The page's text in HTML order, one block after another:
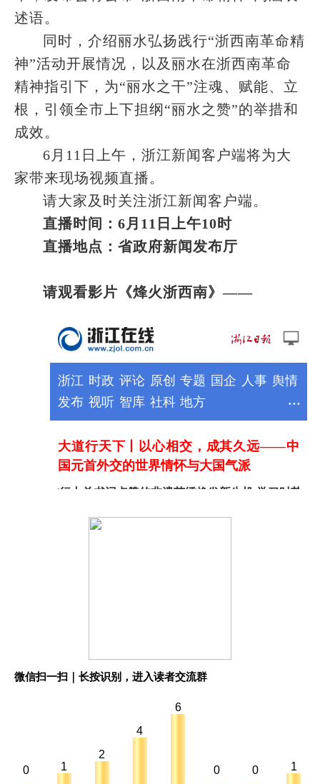
述语。
同时，介绍丽水弘扬践行“浙西南革命精
神”活动开展情况，以及丽水在浙西南革命
精神指引下，为“丽水之干”注魂、赋能、立
根，引领全市上下担纲“丽水之赞”的举措和
成效。
6月11日上午，浙江新闻客户端将为大
家带来现场视频直播。
请大家及时关注浙江新闻客户端。
直播时间：6月11日上午10时
直播地点：省政府新闻发布厅
请观看影片《烽火浙西南》——
微信扫一扫｜长按识别，进入读者交流群
0 1
2
4
6
0 0 1